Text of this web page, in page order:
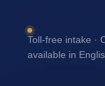
Toll-free intake ·
available in